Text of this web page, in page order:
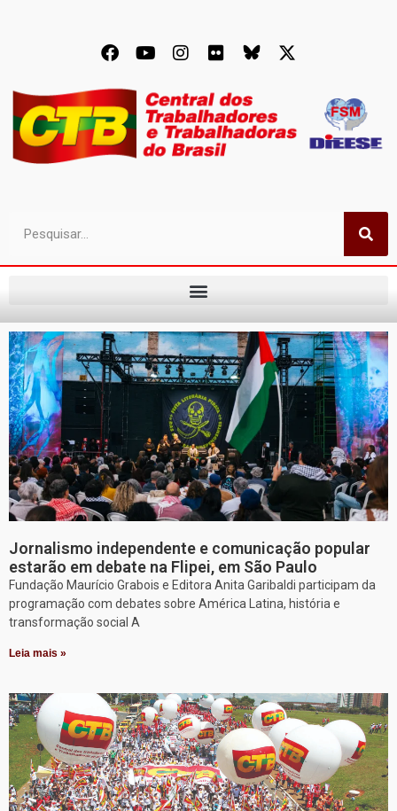
Jornalismo independente e comunicação popular
estarão em debate na Flipei, em São Paulo
Fundação Maurício Grabois e Editora Anita Garibaldi participam da
programação com debates sobre América Latina, história e
transformação social A
Leia mais »